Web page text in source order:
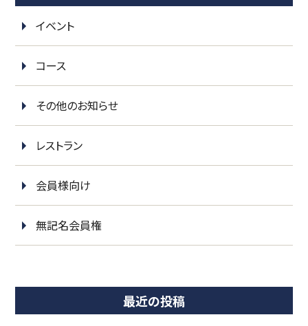
イベント
コース
その他のお知らせ
レストラン
会員様向け
無記名会員権
最近の投稿